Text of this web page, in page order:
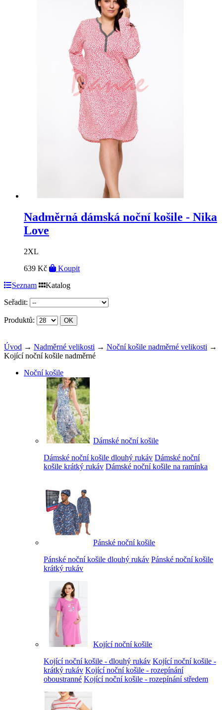
Nadměrná dámská noční košile - Nika
Love
2XL
639 Kč
Koupit
Seznam
Katalog
Seřadit:
Produktů:
Úvod → Nadměrné velikosti → Noční košile nadměrné velikosti →
Kojící noční košile nadměrné
Noční košile
Dámské noční košile
Dámské noční košile dlouhý rukáv Dámské noční
košile krátký rukáv Dámské noční košile na ramínka
Pánské noční košile
Pánské noční košile dlouhý rukáv Pánské noční košile
krátký rukáv
Kojící noční košile
Kojící noční košile - dlouhý rukáv Kojící noční košile -
krátký rukáv Kojící noční košile - rozepínání
oboustranné Kojící noční košile - rozepínání středem